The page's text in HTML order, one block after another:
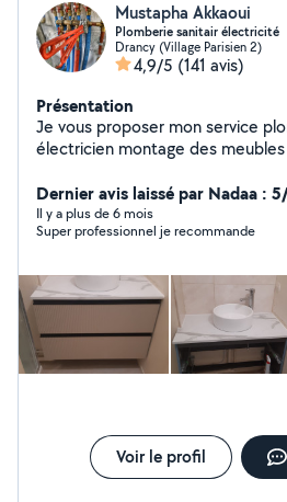
Mustapha Akkaoui
Plomberie sanitair électricité
Drancy (Village Parisien 2)
4,9/5 (141 avis)
Présentation
Je vous proposer mon service
électricien montage des
Dernier avis laissé par Nadaa :
Il y a plus de 6 mois
Super professionnel je recommande
Voir le profil